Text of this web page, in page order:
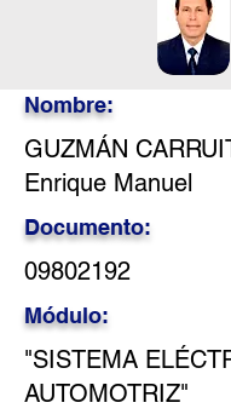
Nombre:
GUZMÁN
Enrique Manuel
Documento:
09802192
Módulo:
"SISTEMA
AUTOMOTRIZ"